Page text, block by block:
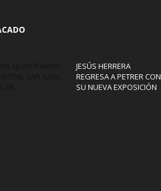
JESÚS HERRERA
REGRESA A PETRER CON
SU NUEVA EXPOSICIÓN